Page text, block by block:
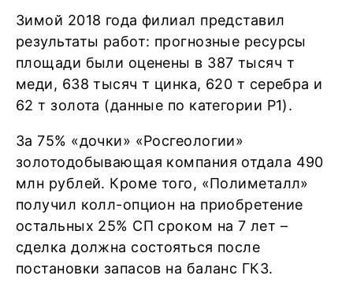
Зимой 2018 года филиал представил
результаты работ: прогнозные ресурсы
площади были оценены в 387 тысяч т
меди, 638 тысяч т цинка, 620 т серебра и
62 т золота (данные по категории Р1).
За 75% «дочки» «Росгеологии»
золотодобывающая компания отдала 490
млн рублей. Кроме того, «Полиметалл»
получил колл-опцион на приобретение
остальных 25% СП сроком на 7 лет –
сделка должна состояться после
постановки запасов на баланс ГКЗ.